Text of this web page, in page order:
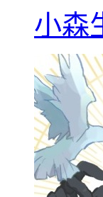
小森